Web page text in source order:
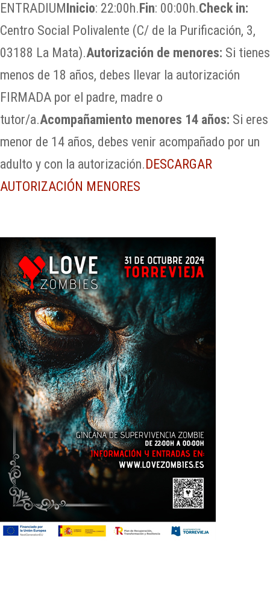
ENTRADIUMInicio: 22:00h.Fin: 00:00h.Check in:
Centro Social Polivalente (C/ de la Purificación, 3,
03188 La Mata).Autorización de menores: Si tienes
menos de 18 años, debes llevar la autorización
FIRMADA por el padre, madre o
tutor/a.Acompañamiento menores 14 años: Si eres
menor de 14 años, debes venir acompañado por un
adulto y con la autorización.DESCARGAR
AUTORIZACIÓN MENORES